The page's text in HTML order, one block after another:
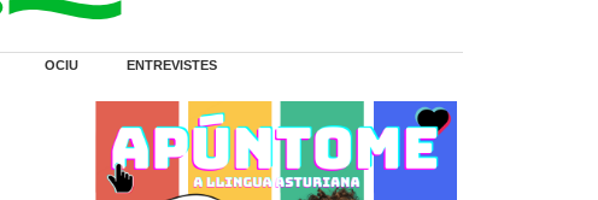
OCIU ENTREVISTES